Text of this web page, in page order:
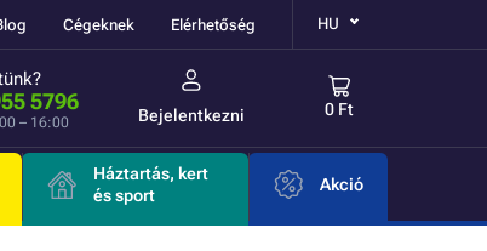
Cégeknek Elérhetőség HU
5796
– 16:00 Bejelentkezni 0 Ft
Háztartás, kert
és sport
Akció